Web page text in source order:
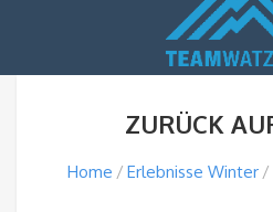
ZURÜCK
Home Erlebnisse Winter